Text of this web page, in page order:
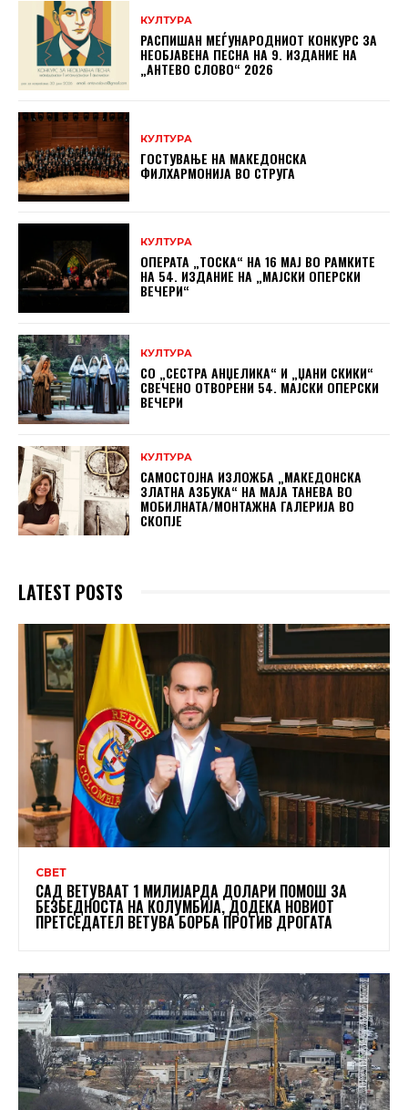
КУЛТУРА
РАСПИШАН МЕЃУНАРОДНИОТ КОНКУРС ЗА
НЕОБЈАВЕНА ПЕСНА НА 9. ИЗДАНИЕ НА
„АНТЕВО СЛОВО“ 2026
КУЛТУРА
ГОСТУВАЊЕ НА МАКЕДОНСКА
ФИЛХАРМОНИЈА ВО СТРУГА
КУЛТУРА
ОПЕРАТА „ТОСКА“ НА 16 МАЈ ВО РАМКИТЕ
НА 54. ИЗДАНИЕ НА „МАЈСКИ ОПЕРСКИ
ВЕЧЕРИ“
КУЛТУРА
СО „СЕСТРА АНЏЕЛИКА“ И „ЏАНИ СКИКИ“
СВЕЧЕНО ОТВОРЕНИ 54. МАЈСКИ ОПЕРСКИ
ВЕЧЕРИ
КУЛТУРА
САМОСТОЈНА ИЗЛОЖБА „МАКЕДОНСКА
ЗЛАТНА АЗБУКА“ НА МAЈА ТАНЕВА ВО
МОБИЛНАТА/МОНТАЖНА ГАЛЕРИЈА ВО
СКОПЈЕ
LATEST POSTS
СВЕТ
САД ВЕТУВААТ 1 МИЛИЈАРДА ДОЛАРИ ПОМОШ ЗА
БЕЗБЕДНОСТА НА КОЛУМБИЈА, ДОДЕКА НОВИОТ
ПРЕТСЕДАТЕЛ ВЕТУВА БОРБА ПРОТИВ ДРОГАТА